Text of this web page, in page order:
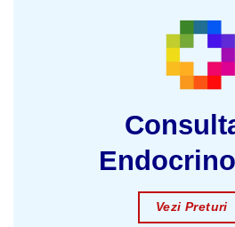
Vezi Preturi